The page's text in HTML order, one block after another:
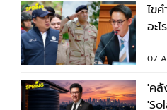
ไข
อะ
รม
07
'คลั